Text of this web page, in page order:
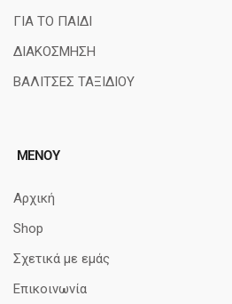
ΓΙΑ ΤΟ ΠΑΙΔΙ
ΔΙΑΚΟΣΜΗΣΗ
ΒΑΛΙΤΣΕΣ ΤΑΞΙΔΙΟΥ
ΜΕΝΟΥ
Αρχική
Shop
Σχετικά με εμάς
Επικοινωνία